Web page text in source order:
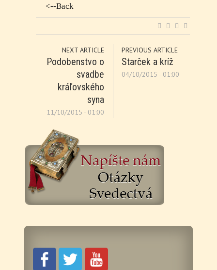
<--Back
NEXT ARTICLE
Podobenstvo o
svadbe
kráľovského
syna
11/10/2015 - 01:00
PREVIOUS ARTICLE
Starček a kríž
04/10/2015 - 01:00